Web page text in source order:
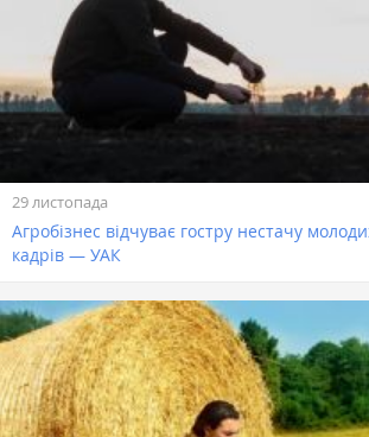
29 листопада
Агробізнес відчуває гостру нестачу
кадрів — УАК